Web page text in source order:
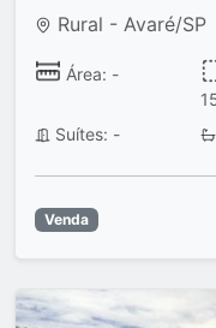
Rural - Avaré/SP
Área: -
Suítes: -
Venda